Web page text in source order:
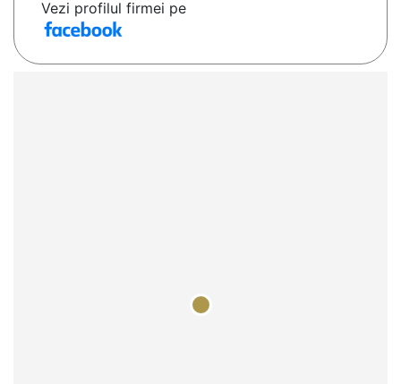
Vezi profilul firmei pe